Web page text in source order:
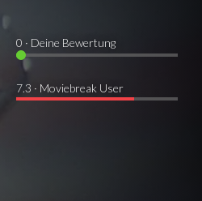
0 · Deine Bewertung
7.3 · Moviebreak User